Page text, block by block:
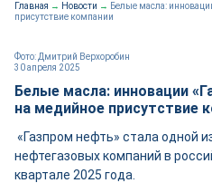
Главная → Новости → Белые масла:
присутствие компании
30 апреля 2025
Фото: Дмитрий Верхоробин
Белые масла: инновации
на медийное присутствие
«Газпром нефть» стала одной
нефтегазовых компаний в
квартале 2025 года.